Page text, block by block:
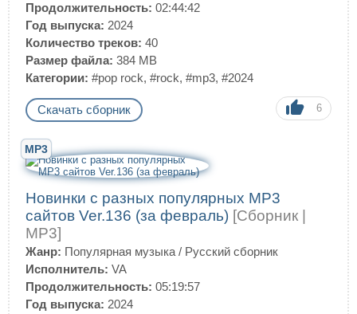
Продолжительность: 02:44:42
Год выпуска: 2024
Количество треков: 40
Размер файла: 384 MB
Категории: #pop rock, #rock, #mp3, #2024
Скачать сборник 6
MP3
Новинки с разных популярных MP3
сайтов Ver.136 (за февраль) [Сборник |
MP3]
Жанр: Популярная музыка / Русский сборник
Исполнитель: VA
Продолжительность: 05:19:57
Год выпуска: 2024